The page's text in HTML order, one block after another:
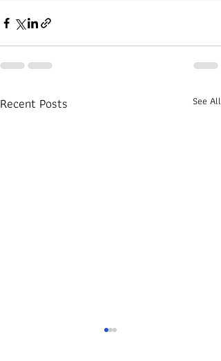
Recent Posts See All